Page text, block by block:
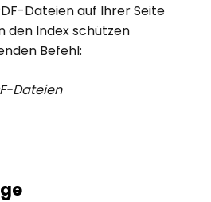
Dateien auf Ihrer Seite
den Index schützen
Befehl:
Dateien